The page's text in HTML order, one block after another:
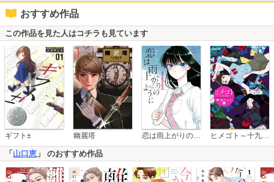
おすすめ作品
この作品を見た人はコチラも見ています
ギフト± 幽麗塔 恋は雨上がりのように ヒメゴト～十九歳の制服～
「 山口恵 」 のおすすめ作品